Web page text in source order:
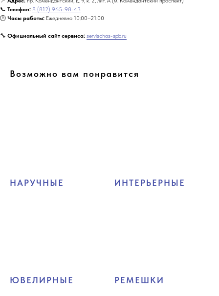
📞 Телефон: 8 (812) 965-98-43
🕒 Часы работы: Ежедневно 10:00–21:00
🔧 Официальный сайт сервиса: servischas-spb.ru
Возможно вам понравится
НАРУЧНЫЕ ИНТЕРЬЕРНЫЕ
ЮВЕЛИРНЫЕ РЕМЕШКИ